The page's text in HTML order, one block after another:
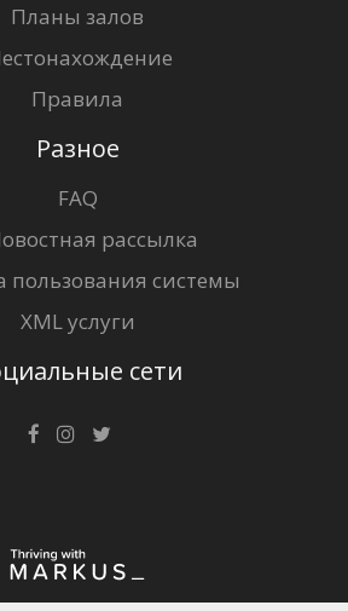
Планы залов
Правила
Разное
FAQ
рассылка
пользования системы
XML услуги
сети